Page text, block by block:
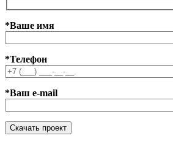
*Ваше имя
*Телефон
*Ваш e-mail